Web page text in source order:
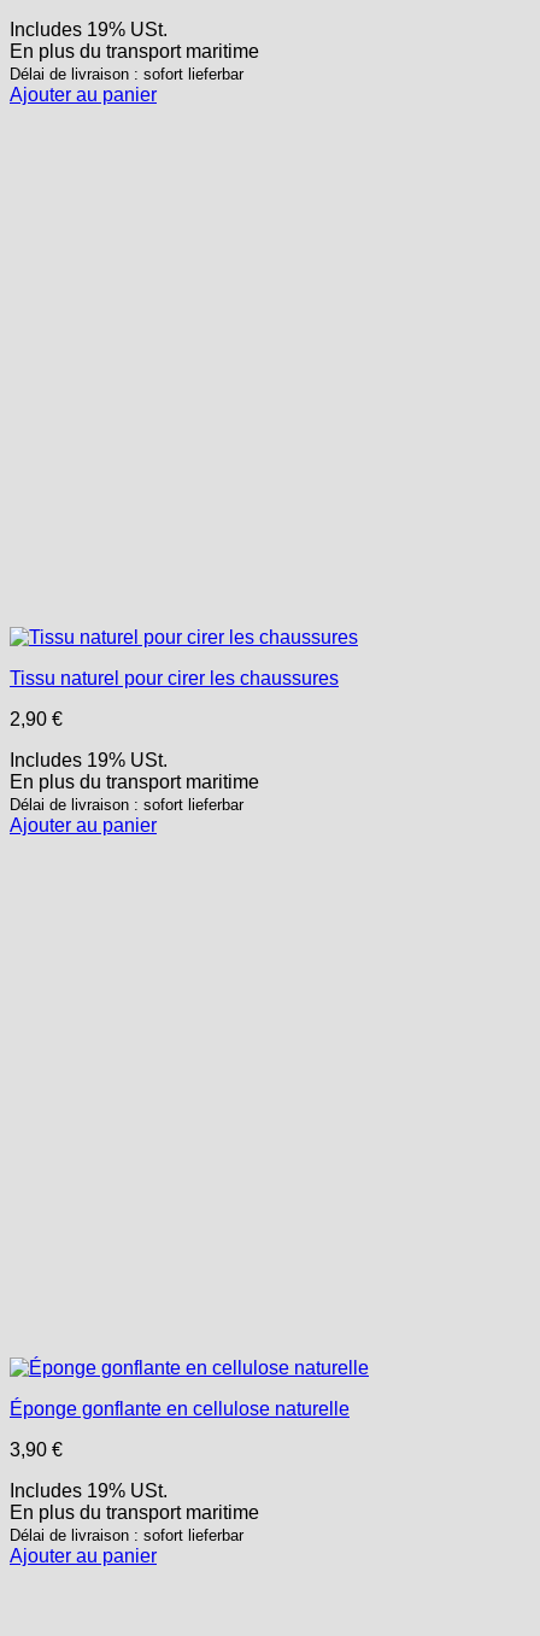
Includes 19% USt.
En plus du transportmaritime
Délai de livraison : sofort lieferbar
Ajouter au panier
Tissu naturel pour cirer les chaussures
2,90 €
Includes 19% USt.
En plus du transportmaritime
Délai de livraison : sofort lieferbar
Ajouter au panier
Éponge gonflante en cellulose naturelle
3,90 €
Includes 19% USt.
En plus du transportmaritime
Délai de livraison : sofort lieferbar
Ajouter au panier